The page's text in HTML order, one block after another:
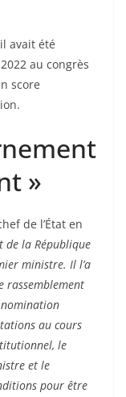
avait été
au congrès
score
»
de l’État en
de la République
ministre. Il l’a
rassemblement
nomination
au cours
le
et le
pour être